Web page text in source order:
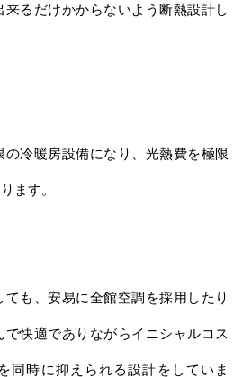
るだけかからないよう断熱設計し
の冷暖房設備になり、光熱費を極限
ます。
も、安易に全館空調を採用したり
で快適でありながらイニシャルコス
同時に抑えられる設計をしていま